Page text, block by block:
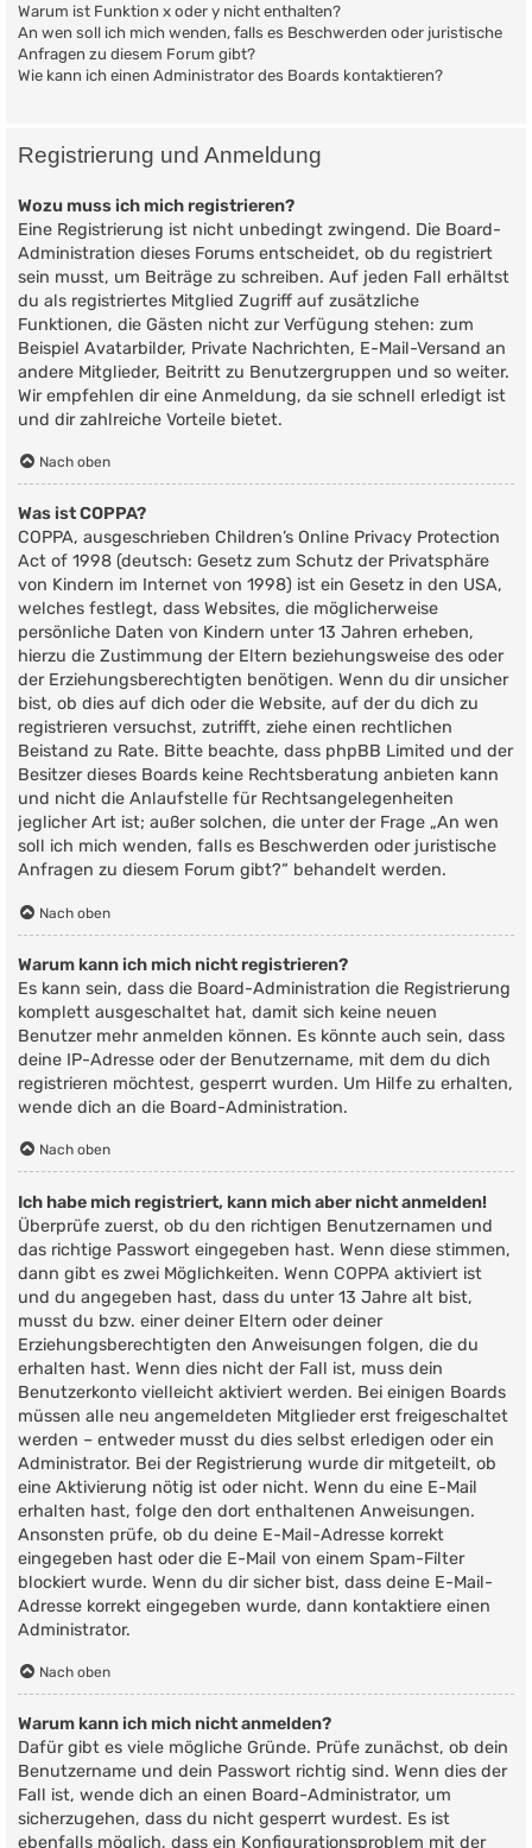
Warum ist Funktion x oder y nicht enthalten?
An wen soll ich mich wenden, falls es Beschwerden oder juristische
Anfragen zu diesem Forum gibt?
Wie kann ich einen Administrator des Boards kontaktieren?
Registrierung und Anmeldung
Wozu muss ich mich registrieren?
Eine Registrierung ist nicht unbedingt zwingend. Die Board-
Administration dieses Forums entscheidet, ob du registriert
sein musst, um Beiträge zu schreiben. Auf jeden Fall erhältst
du als registriertes Mitglied Zugriff auf zusätzliche
Funktionen, die Gästen nicht zur Verfügung stehen: zum
Beispiel Avatarbilder, Private Nachrichten, E-Mail-Versand an
andere Mitglieder, Beitritt zu Benutzergruppen und so weiter.
Wir empfehlen dir eine Anmeldung, da sie schnell erledigt ist
und dir zahlreiche Vorteile bietet.
Nach oben
Was ist COPPA?
COPPA, ausgeschrieben Children’s Online Privacy Protection
Act of 1998 (deutsch: Gesetz zum Schutz der Privatsphäre
von Kindern im Internet von 1998) ist ein Gesetz in den USA,
welches festlegt, dass Websites, die möglicherweise
persönliche Daten von Kindern unter 13 Jahren erheben,
hierzu die Zustimmung der Eltern beziehungsweise des oder
der Erziehungsberechtigten benötigen. Wenn du dir unsicher
bist, ob dies auf dich oder die Website, auf der du dich zu
registrieren versuchst, zutrifft, ziehe einen rechtlichen
Beistand zu Rate. Bitte beachte, dass phpBB Limited und der
Besitzer dieses Boards keine Rechtsberatung anbieten kann
und nicht die Anlaufstelle für Rechtsangelegenheiten
jeglicher Art ist; außer solchen, die unter der Frage „An wen
soll ich mich wenden, falls es Beschwerden oder juristische
Anfragen zu diesem Forum gibt?“ behandelt werden.
Nach oben
Warum kann ich mich nicht registrieren?
Es kann sein, dass die Board-Administration die Registrierung
komplett ausgeschaltet hat, damit sich keine neuen
Benutzer mehr anmelden können. Es könnte auch sein, dass
deine IP-Adresse oder der Benutzername, mit dem du dich
registrieren möchtest, gesperrt wurden. Um Hilfe zu erhalten,
wende dich an die Board-Administration.
Nach oben
Ich habe mich registriert, kann mich aber nicht anmelden!
Überprüfe zuerst, ob du den richtigen Benutzernamen und
das richtige Passwort eingegeben hast. Wenn diese stimmen,
dann gibt es zwei Möglichkeiten. Wenn COPPA aktiviert ist
und du angegeben hast, dass du unter 13 Jahre alt bist,
musst du bzw. einer deiner Eltern oder deiner
Erziehungsberechtigten den Anweisungen folgen, die du
erhalten hast. Wenn dies nicht der Fall ist, muss dein
Benutzerkonto vielleicht aktiviert werden. Bei einigen Boards
müssen alle neu angemeldeten Mitglieder erst freigeschaltet
werden – entweder musst du dies selbst erledigen oder ein
Administrator. Bei der Registrierung wurde dir mitgeteilt, ob
eine Aktivierung nötig ist oder nicht. Wenn du eine E-Mail
erhalten hast, folge den dort enthaltenen Anweisungen.
Ansonsten prüfe, ob du deine E-Mail-Adresse korrekt
eingegeben hast oder die E-Mail von einem Spam-Filter
blockiert wurde. Wenn du dir sicher bist, dass deine E-Mail-
Adresse korrekt eingegeben wurde, dann kontaktiere einen
Administrator.
Nach oben
Warum kann ich mich nicht anmelden?
Dafür gibt es viele mögliche Gründe. Prüfe zunächst, ob dein
Benutzername und dein Passwort richtig sind. Wenn dies der
Fall ist, wende dich an einen Board-Administrator, um
sicherzugehen, dass du nicht gesperrt wurdest. Es ist
ebenfalls möglich, dass ein Konfigurationsproblem mit der